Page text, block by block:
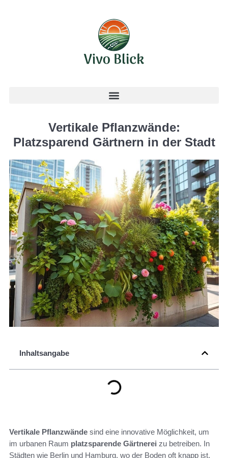
Vertikale Pflanzwände:
Platzsparend Gärtnern in der Stadt
Inhaltsangabe
Vertikale Pflanzwände sind eine innovative Möglichkeit, um
im urbanen Raum platzsparende Gärtnerei zu betreiben. In
Städten wie Berlin und Hamburg, wo der Boden oft knapp ist,